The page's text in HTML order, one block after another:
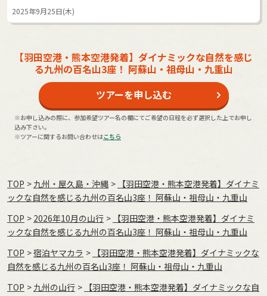
2025年9月25日(木)
【羽田空港・熊本空港発着】ダイナミックな自然を感じ
る九州の百名山3座！ 阿蘇山・祖母山・九重山
ツアーを申し込む
※お申し込みの際に、参加希望ツアー名の欄にてご希望の日程を必ず選択した上でお申し
込み下さい。
※ツアーに関するお問い合わせはこちら
TOP 九州・屋久島・沖縄
【羽田空港・熊本空港発着】ダイナミ
ックな自然を感じる九州の百名山3座！ 阿蘇山・祖母山・九重山
TOP
2026年10月の⼭⾏
【羽田空港・熊本空港発着】ダイナミ
ックな自然を感じる九州の百名山3座！ 阿蘇山・祖母山・九重山
TOP
宿泊ヤマカラ
【羽田空港・熊本空港発着】ダイナミックな
自然を感じる九州の百名山3座！ 阿蘇山・祖母山・九重山
TOP
九州の山行
【羽田空港・熊本空港発着】ダイナミックな自